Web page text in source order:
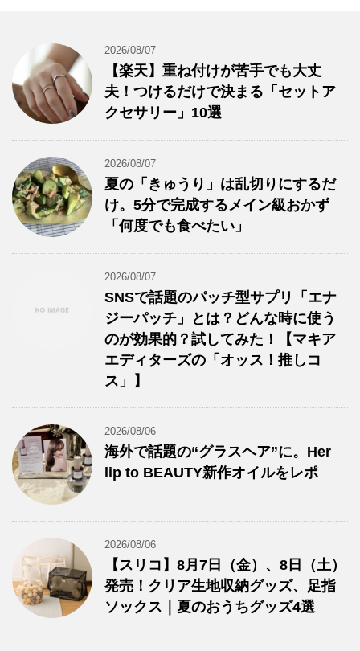
2026/08/07
【楽天】重ね付けが苦手でも大丈
夫！つけるだけで決まる「セットア
クセサリー」10選
2026/08/07
夏の「きゅうり」は乱切りにするだ
け。5分で完成するメイン級おかず
「何度でも食べたい」
2026/08/07
SNSで話題のパッチ型サプリ「エナ
ジーパッチ」とは？どんな時に使う
のが効果的？試してみた！【マキア
エディターズの「オッス！推しコ
ス」】
2026/08/06
海外で話題の“グラスヘア”に。Her
lip to BEAUTY新作オイルをレポ
2026/08/06
【スリコ】8月7日（金）、8日（土）
発売！クリア生地収納グッズ、足指
ソックス｜夏のおうちグッズ4選